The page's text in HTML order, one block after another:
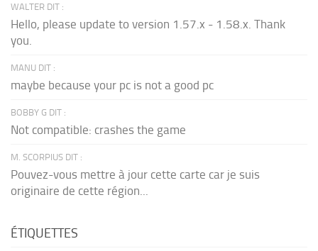
WALTER DIT :
Hello, please update to version 1.57.x - 1.58.x. Thank
you.
MANU DIT :
maybe because your pc is not a good pc
BOBBY G DIT :
Not compatible: crashes the game
M. SCORPIUS DIT :
Pouvez-vous mettre à jour cette carte car je suis
originaire de cette région...
ÉTIQUETTES